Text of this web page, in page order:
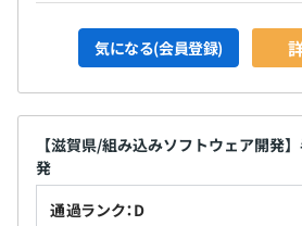
気になる(会員登録)
【滋賀県/組み込みソフトウェア開発
発
通過ランク：D